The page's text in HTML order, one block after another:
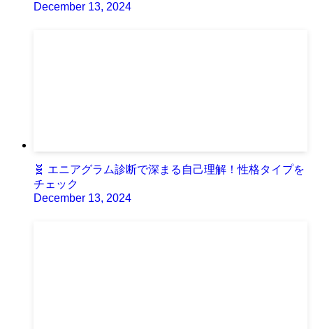
December 13, 2024
🧬 エニアグラム診断で深まる自己理解！性格タイプを
チェック
December 13, 2024